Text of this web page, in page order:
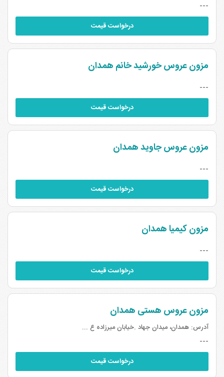
---
درخواست قیمت
مزون عروس خورشید خانم همدان
---
درخواست قیمت
مزون عروس جاوید همدان
---
درخواست قیمت
مزون کیمیا همدان
---
درخواست قیمت
مزون عروس هستی همدان
آدرس: همدان، میدان جهاد .خیابان میرزاده ع ...
---
درخواست قیمت